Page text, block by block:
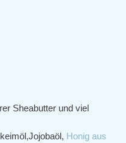
Sheabutter und viel
Honig aus